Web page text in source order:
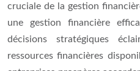
cruciale de la gestion
une gestion financière
décisions stratégiques
ressources financières